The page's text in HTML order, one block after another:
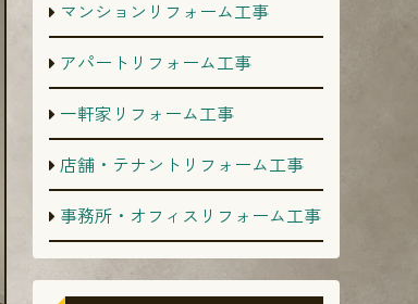
マンションリフォーム工事
アパートリフォーム工事
一軒家リフォーム工事
店舗・テナントリフォーム工事
事務所・オフィスリフォーム工事